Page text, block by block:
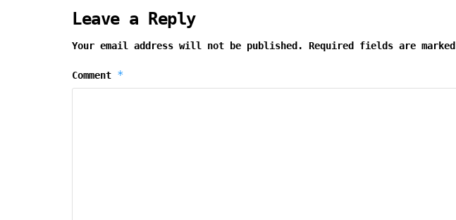
Leave a Reply
Your email address will not be published. Required fields are marked
Comment *